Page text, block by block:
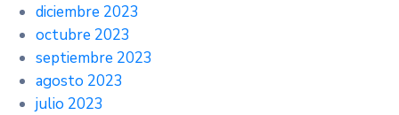
diciembre 2023
octubre 2023
septiembre 2023
agosto 2023
julio 2023